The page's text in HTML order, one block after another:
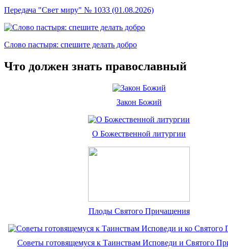
Передача "Свет миру" № 1033 (01.08.2026)
Слово пастыря: спешите делать добро
Что должен знать православный
Закон Божий
О Божественной литургии
Плоды Святого Причащения
Советы готовящемуся к Таинствам Исповеди и Святого